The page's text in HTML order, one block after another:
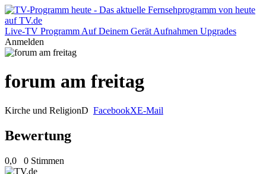
Live-TV Programm Auf Deinem Gerät Aufnahmen Upgrades
Anmelden
forum am freitag
Kirche und ReligionD FacebookXE-Mail
Bewertung
0,0 0 Stimmen